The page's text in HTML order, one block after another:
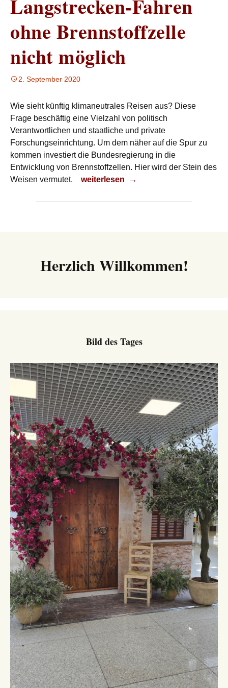
Langstrecken-Fahren
ohne Brennstoffzelle
nicht möglich
2. September 2020
Wie sieht künftig klimaneutrales Reisen aus? Diese
Frage beschäftig eine Vielzahl von politisch
Verantwortlichen und staatliche und private
Forschungseinrichtung. Um dem näher auf die Spur zu
kommen investiert die Bundesregierung in die
Entwicklung von Brennstoffzellen. Hier wird der Stein des
Weisen vermutet.
Langstrecken-Fahren ohne
weiterlesen →
Herzlich Willkommen!
Bild des Tages